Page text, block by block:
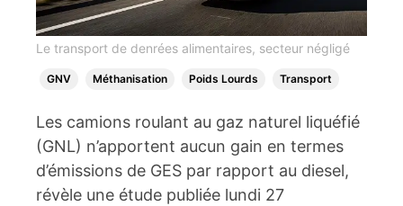
Le transport de denrées alimentaires, secteur négligé
GNV Méthanisation Poids Lourds Transport
Les camions roulant au gaz naturel liquéfié
(GNL) n’apportent aucun gain en termes
d’émissions de GES par rapport au diesel,
révèle une étude publiée lundi 27